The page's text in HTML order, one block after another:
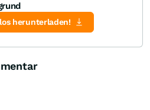
herunterladen!